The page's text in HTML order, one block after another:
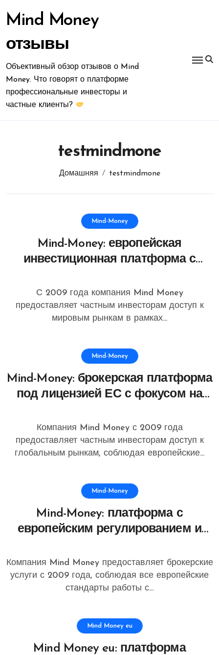
содержимому
Mind Money
отзывы
Объективный обзор отзывов о Mind
Money. Что говорят о платформе
профессиональные инвесторы и
частные клиенты?
testmindmone
Домашняя testmindmone
Mind-Money
Mind-Money: европейская
инвестиционная платформа с
безопасность капитала
С 2009 года компания Mind Money
предоставляет частным инвесторам доступ к
мировым рынкам в рамках...
Mind-Money
Mind-Money: брокерская платформа
под лицензией ЕС с фокусом на
инвестиционную эффективность
Компания Mind Money с 2009 года
предоставляет частным инвесторам доступ к
глобальным рынкам, соблюдая европейские...
Mind-Money
Mind-Money: платформа с
европейским регулированием и
частных инвесторов
Компания Mind Money предоставляет брокерские
услуги с 2009 года, соблюдая все европейские
стандарты работы с...
Mind Money eu
Mind Money eu: платформа